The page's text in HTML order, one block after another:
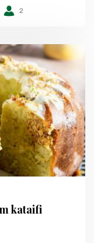
2
kataifi